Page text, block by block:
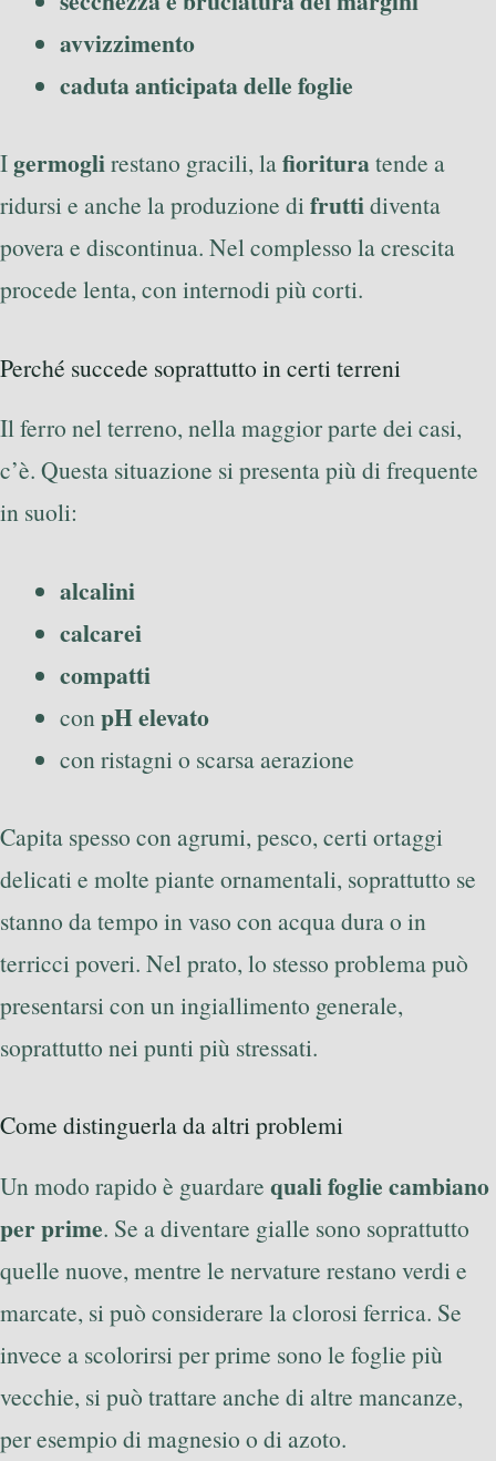
avvizzimento
caduta anticipata delle foglie
Igermoglirestano gracili, lafiorituratende a
ridursi e anche la produzione difruttidiventa
povera e discontinua. Nel complesso la crescita
procede lenta, con internodi più corti.
Perché succede soprattutto in certi terreni
Il ferro nel terreno, nella maggior parte dei casi,
c’è. Questa situazione si presenta più di frequente
in suoli:
alcalini
calcarei
compatti
con pH elevato
con ristagni o scarsa aerazione
Capita spesso con agrumi, pesco, certi ortaggi
delicati e molte piante ornamentali, soprattutto se
stanno da tempo in vaso con acqua dura o in
terricci poveri. Nel prato, lo stesso problema può
presentarsi con un ingiallimento generale,
soprattutto nei punti più stressati.
Come distinguerla da altri problemi
Un modo rapido è guardare quali foglie cambiano
per prime. Se a diventare gialle sono soprattutto
quelle nuove, mentre le nervature restano verdi e
marcate, si può considerare la clorosi ferrica. Se
invece a scolorirsi per prime sono le foglie più
vecchie, si può trattare anche di altre mancanze,
per esempio di magnesio o di azoto.